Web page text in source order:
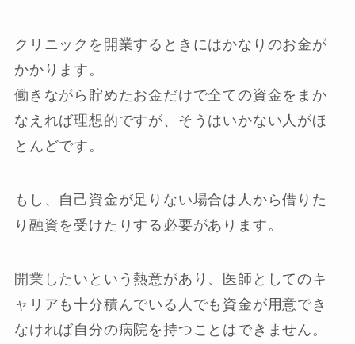
クリニックを開業するときにはかなりのお金が
かかります。
働きながら貯めたお金だけで全ての資金をまか
なえれば理想的ですが、そうはいかない人がほ
とんどです。
もし、自己資金が足りない場合は人から借りた
り融資を受けたりする必要があります。
開業したいという熱意があり、医師としてのキ
ャリアも十分積んでいる人でも資金が用意でき
なければ自分の病院を持つことはできません。